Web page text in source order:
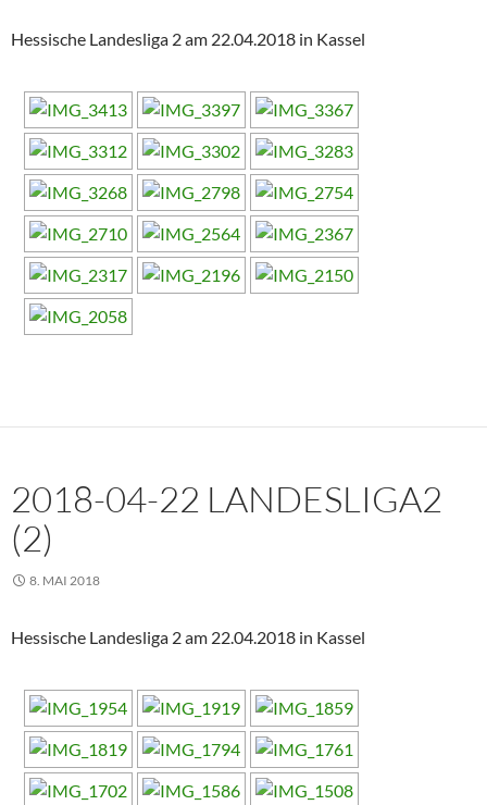
Hessische Landesliga 2 am 22.04.2018 in Kassel
2018-04-22 LANDESLIGA2
(2)
8. MAI 2018
Hessische Landesliga 2 am 22.04.2018 in Kassel